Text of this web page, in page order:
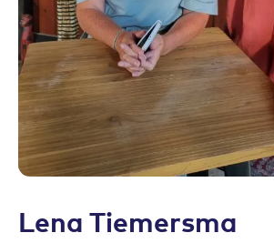
Lena Tiemersma